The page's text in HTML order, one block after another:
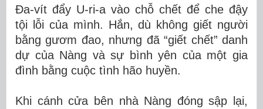
Đa-vít đẩy U-ri-a vào chỗ chết để che đậy
tội lỗi của mình. Hắn, dù không giết người
bằng gươm đao, nhưng đã “giết chết” danh
dự của Nàng và sự bình yên của một gia
đình bằng cuộc tình hão huyền.
Khi cánh cửa bên nhà Nàng đóng sập lại,